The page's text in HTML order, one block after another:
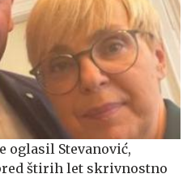
oglasil Stevanović,
štirih let skrivnostno